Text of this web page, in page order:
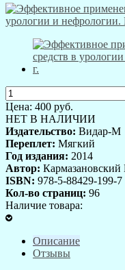
Цена: 400 руб.
НЕТ В НАЛИЧИИ
Издательство: Видар-М
Переплет: Мягкий
Год издания: 2014
Автор: Кармазановский
ISBN: 978-5-88429-199-7
Кол-во страниц: 96
Наличие товара:
Описание
Отзывы